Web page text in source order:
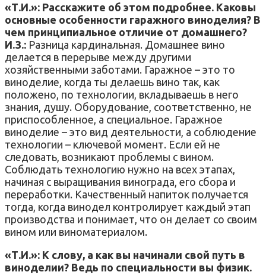
«Т.И.»: Расскажите об этом подробнее. Каковы
основные особенности гаражного виноделия? В
чем принципиальное отличие от домашнего?
И.З.: Разница кардинальная. Домашнее вино
делается в перерыве между другими
хозяйственными заботами. Гаражное – это то
виноделие, когда ты делаешь вино так, как
положено, по технологии, вкладываешь в него
знания, душу. Оборудование, соответственно, не
приспособленное, а специальное. Гаражное
виноделие – это вид деятельности, а соблюдение
технологии – ключевой момент. Если ей не
следовать, возникают проблемы с вином.
Соблюдать технологию нужно на всех этапах,
начиная с выращивания винограда, его сбора и
переработки. Качественный напиток получается
тогда, когда винодел контролирует каждый этап
производства и понимает, что он делает со своим
вином или виноматериалом.
«Т.И.»: К слову, а как вы начинали свой путь в
виноделии? Ведь по специальности вы физик.